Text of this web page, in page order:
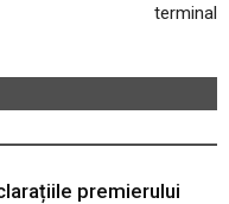
terminal
premierului